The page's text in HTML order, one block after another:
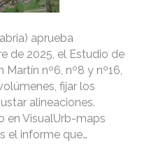
aprueba
de 2025, el Estudio de
nº6, nº8 y nº16,
fijar los
alineaciones.
en VisualUrb-maps
el informe que…